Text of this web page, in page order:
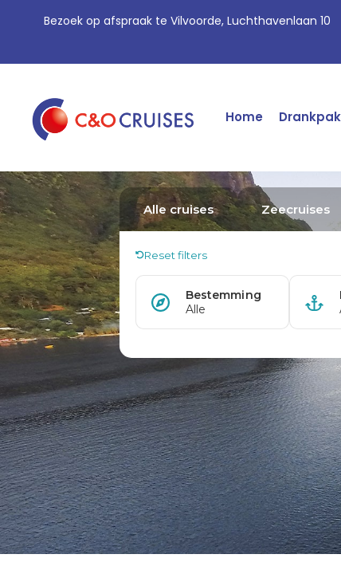
Bezoek op afspraak te Vilvoorde, Luchthavenlaan 10
Home